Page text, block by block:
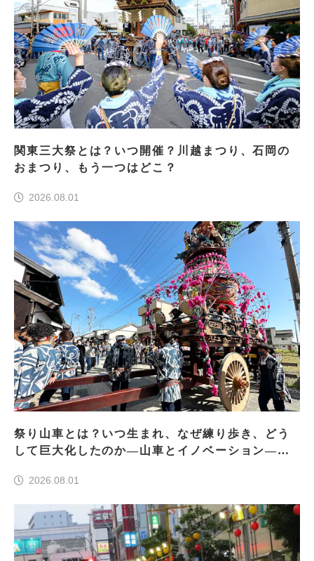
関東三大祭とは？いつ開催？川越まつり、石岡の
おまつり、もう一つはどこ？
2026.08.01
祭り山車とは？いつ生まれ、なぜ練り歩き、どう
して巨大化したのか―山車とイノベーション―＜
2026.08.01